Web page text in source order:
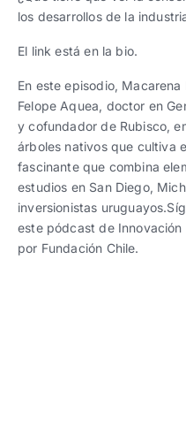
Work With Us
See all
See all
los desarrollos de la
El link está en la bio.
En este episodio,
Felope Aquea, doctor en
y cofundador de Rubisco,
árboles nativos que cultiva
fascinante que combina
estudios en San Diego,
inversionistas
este pódcast de
por Fundación Chile.